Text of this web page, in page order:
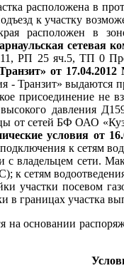
расположена в
к участку
расположен в
сетевая
РП 25 яч.5, ТП 0
от
Транзит» выдаются
присоединение не
давления
от сетей БФ ОАО
условия от
к сетям
владельцем сети.
к сетям
участки посевом
границах участка
на основании